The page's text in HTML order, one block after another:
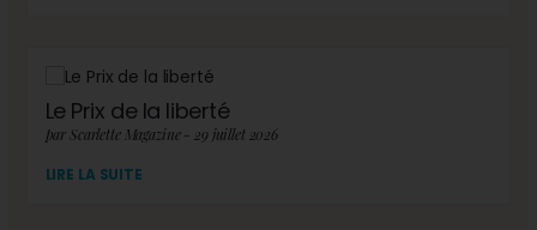
Le Prix de la liberté
par Scarlette Magazine - 29 juillet 2026
LIRE LA SUITE